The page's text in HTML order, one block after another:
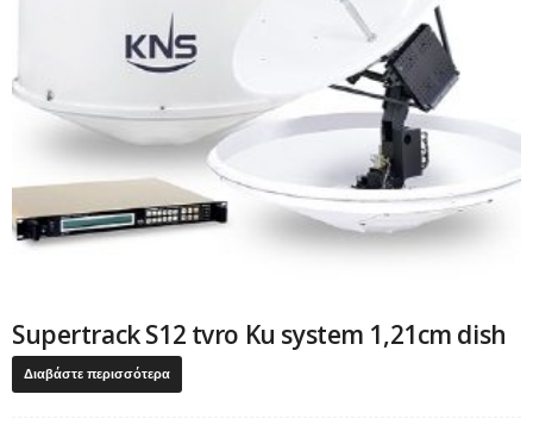
Supertrack S12 tvro Ku system 1,21cm dish
Διαβάστε περισσότερα